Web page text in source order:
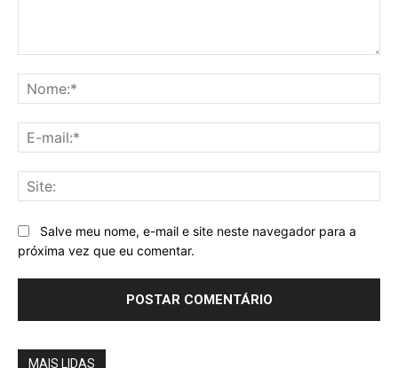
Salve meu nome, e-mail e site neste navegador para a
próxima vez que eu comentar.
MAIS LIDAS